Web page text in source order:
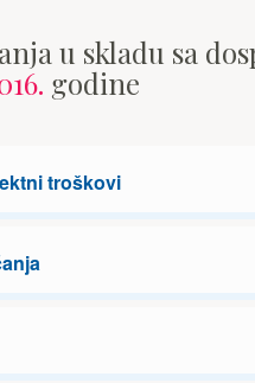
u skladu sa
godine
troškovi